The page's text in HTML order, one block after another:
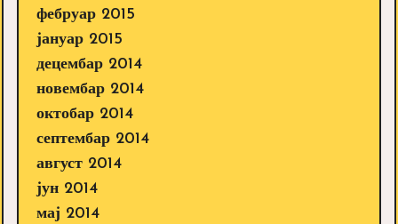
фебруар 2015
јануар 2015
децембар 2014
новембар 2014
октобар 2014
септембар 2014
август 2014
јун 2014
мај 2014